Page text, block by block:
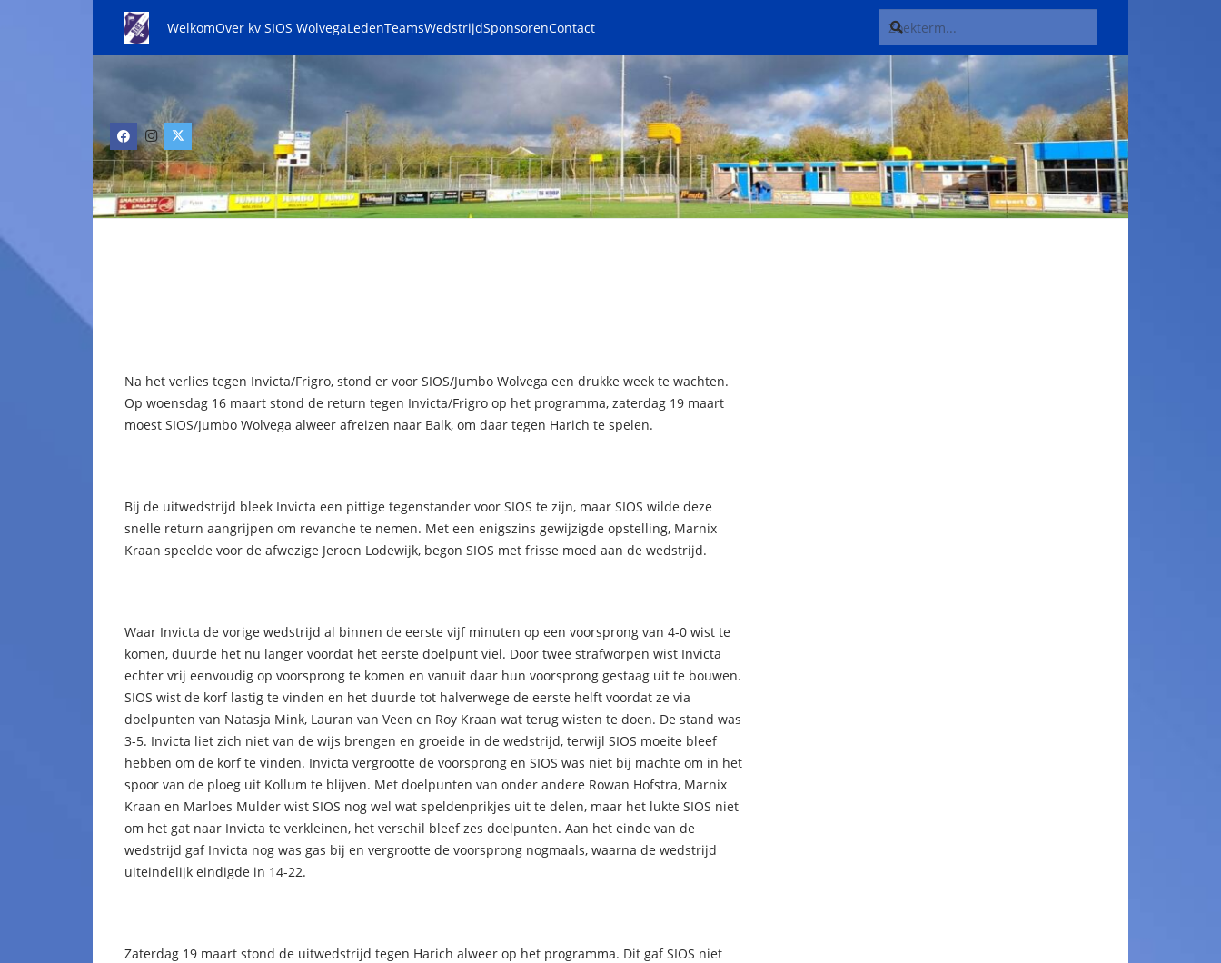
WelkomOver kv SIOS WolvegaLedenTeamsWedstrijdSponsorenContact
Na het verlies tegen Invicta/Frigro, stond er voor SIOS/Jumbo Wolvega een drukke week te wachten.
Op woensdag 16 maart stond de return tegen Invicta/Frigro op het programma, zaterdag 19 maart
moest SIOS/Jumbo Wolvega alweer afreizen naar Balk, om daar tegen Harich te spelen.
Bij de uitwedstrijd bleek Invicta een pittige tegenstander voor SIOS te zijn, maar SIOS wilde deze
snelle return aangrijpen om revanche te nemen. Met een enigszins gewijzigde opstelling, Marnix
Kraan speelde voor de afwezige Jeroen Lodewijk, begon SIOS met frisse moed aan de wedstrijd.
Waar Invicta de vorige wedstrijd al binnen de eerste vijf minuten op een voorsprong van 4-0 wist te
komen, duurde het nu langer voordat het eerste doelpunt viel. Door twee strafworpen wist Invicta
echter vrij eenvoudig op voorsprong te komen en vanuit daar hun voorsprong gestaag uit te bouwen.
SIOS wist de korf lastig te vinden en het duurde tot halverwege de eerste helft voordat ze via
doelpunten van Natasja Mink, Lauran van Veen en Roy Kraan wat terug wisten te doen. De stand was
3-5. Invicta liet zich niet van de wijs brengen en groeide in de wedstrijd, terwijl SIOS moeite bleef
hebben om de korf te vinden. Invicta vergrootte de voorsprong en SIOS was niet bij machte om in het
spoor van de ploeg uit Kollum te blijven. Met doelpunten van onder andere Rowan Hofstra, Marnix
Kraan en Marloes Mulder wist SIOS nog wel wat speldenprikjes uit te delen, maar het lukte SIOS niet
om het gat naar Invicta te verkleinen, het verschil bleef zes doelpunten. Aan het einde van de
wedstrijd gaf Invicta nog was gas bij en vergrootte de voorsprong nogmaals, waarna de wedstrijd
uiteindelijk eindigde in 14-22.
Zaterdag 19 maart stond de uitwedstrijd tegen Harich alweer op het programma. Dit gaf SIOS niet